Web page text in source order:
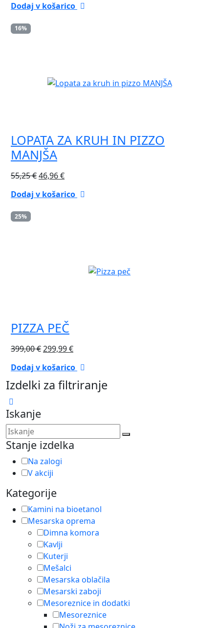
je
je:
Dodaj v košarico
16%
LOPATA ZA KRUH IN PIZZO
MANJŠA
55,25€Izvirna
je
46,96€Trenutna
je:
Dodaj v košarico
25%
PIZZA PEČ
399,00€ Izvirna
je
bila:
299,99€Trenutna
je:
299,99 €.
Dodaj v košarico
Izdelki za filtriranje
Iskanje
Stanje izdelka
Na zalogi
V akciji
Kategorije
Kamini na bioetanol
Mesarska oprema
Dimna komora
Kavlji
Kuterji
Mešalci
Mesarska oblačila
Mesarski zaboji
Mesoreznice in dodatki
Mesoreznice